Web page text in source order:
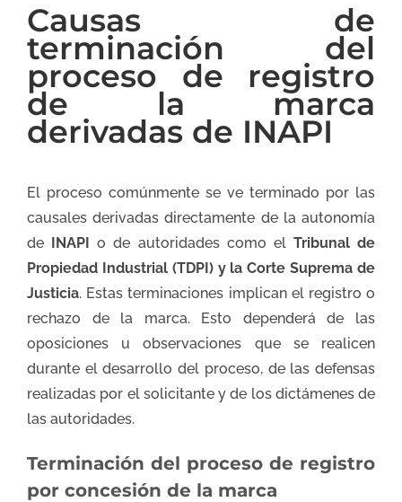
Causas de
terminación del
proceso de registro
de la marca
derivadas de INAPI
El proceso comúnmente se ve terminado por las
causales derivadas directamente de la autonomía
de INAPIo de autoridades como el Tribunal de
Propiedad Industrial (TDPI) y la Corte Suprema de
Justicia. Estas terminaciones implican el registro o
rechazo de la marca. Esto dependerá de las
oposiciones u observaciones que se realicen
durante el desarrollo del proceso, de las defensas
realizadas por el solicitante y de los dictámenes de
las autoridades.
Terminación del proceso de registro
por concesión de la marca